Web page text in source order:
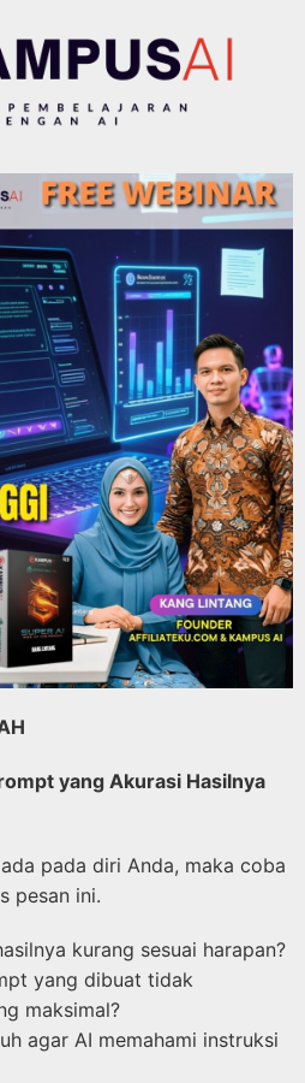
yang Akurasi Hasilnya
pada diri Anda, maka coba
pesan ini.
kurang sesuai harapan?
yang dibuat tidak
maksimal?
agar AI memahami instruksi